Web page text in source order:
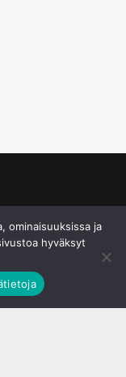
ominaisuuksissa ja
hyväksyt